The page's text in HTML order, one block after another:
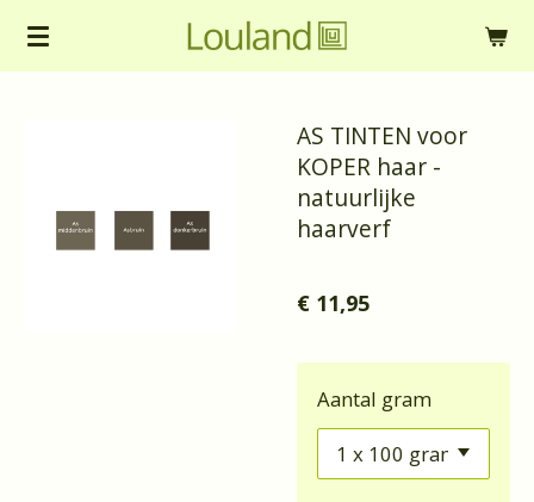
Ga
AS TINTEN voor
KOPER haar -
natuurlijke
haarverf
€ 11,95
Aantal gram